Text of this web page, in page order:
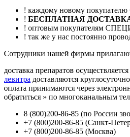
! каждому новому покупателю
! БЕСПЛАТНАЯ
! оптовым покупателям
! так же у нас постоянно
Cотрудники нашей фирмы
доставка препаратов
левитра доставляются круглосуточно
оплата принимаются через
обратиться » по многоканальным
8 (800)200-86-85 (по России
+7 (800)200-86-85 (Санкт-
+7 (800)200-86-85 (Москва)